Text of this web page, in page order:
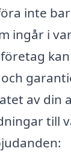
inte
ingår i
av din
till